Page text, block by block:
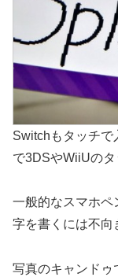
Switchもタッチで
で3DSやWiiUのタ
一般的なスマホペ
字を書くには不向
写真のキャンドゥ